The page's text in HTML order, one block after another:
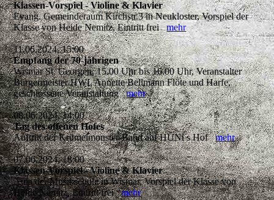
Klassen-Vorspiel - Violine & Klavier
Evang. Gemeinderaum Kirchstr.3 in Neukloster, Vorspiel der
Klasse von Heide Nemitz, Eintritt freimehr
11.06.2024, 15:00
Empfang der 70-jährigen
Wismar St. Georgen, 15.00 Uhr bis 16.00 Uhr, Veranstalter
Bürgermeister HWI, Annette Bellmann Flöte und Harfe,
geschlossene Veranstaltungmehr
08.06.2024, 14:00
Tag des offenen Hofes
Auftritt der Krümelmonster-Band auf HÜNi s Hofmehr
07.06.2024, 18:00
Klassen-Vorspiel - Violine & Klavier
Aula der Musikschule in Wismar, Vorspiel der Klasse von
Heide Nemitz, Eintritt freimehr